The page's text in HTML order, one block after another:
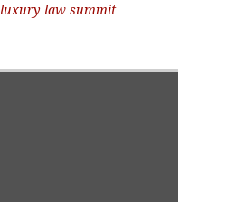
luxury law summit